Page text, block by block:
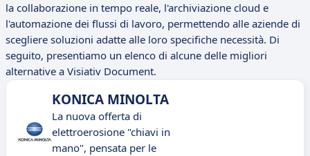
la collaborazione in tempo reale, l'archiviazione cloud e
l'automazione dei flussi di lavoro, permettendo alle aziende di
scegliere soluzioni adatte alle loro specifiche necessità. Di
seguito, presentiamo un elenco di alcune delle migliori
alternative a Visiativ Document.
KONICA MINOLTA
La nuova offerta di
elettroerosione "chiavi in
mano", pensata per le